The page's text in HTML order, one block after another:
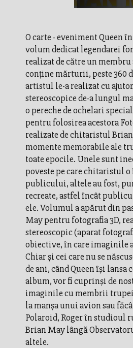
O carte - eveniment Queen
volum dedicat legendarei
realizat de către un membru
conține mărturii, peste 360
artistul le-a realizat cu
stereoscopice de-a lungul
o pereche de ochelari
pentru folosirea acestora
realizate de chitaristul
momente memorabile ale
toate epocile. Unele sunt
poveste pe care chitaristul
publicului, altele au fost,
recreate, astfel încât
ele. Volumul a apărut din
May pentru fotografia 3D,
stereoscopic (aparat
obiective, în care imaginile
Chiar şi cei care nu se
de ani, când Queen îşi lansa
album, vor fi cuprinşi de
imaginile cu membrii
la manşa unui avion sau
Polaroid, Roger în studioul
Brian May lângă
altele.